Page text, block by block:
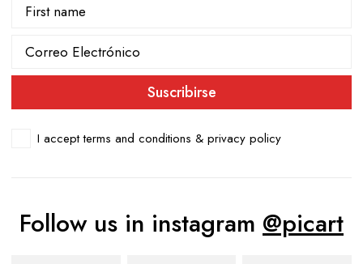
I acceptterms and conditions & privacy policy
Follow us in instagram @picart